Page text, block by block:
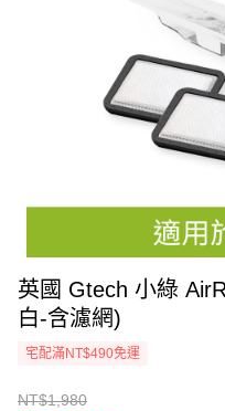
英國 Gtech 小綠
白-含濾網)
宅配滿NT$490免運
NT$1,980